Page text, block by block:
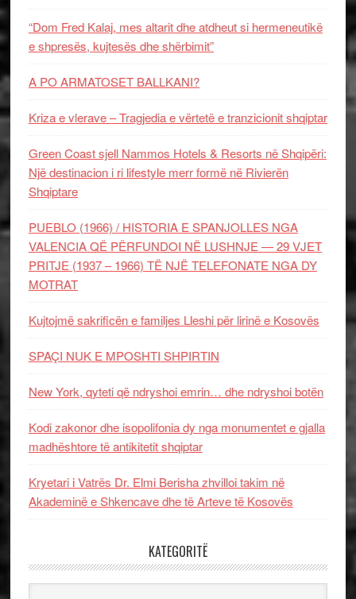
“Dom Fred Kalaj, mes altarit dhe atdheut si hermeneutikë
e shpresës, kujtesës dhe shërbimit”
A PO ARMATOSET BALLKANI?
Kriza e vlerave – Tragjedia e vërtetë e tranzicionit shqiptar
Green Coast sjell Nammos Hotels & Resorts në Shqipëri:
Një destinacion i ri lifestyle merr formë në Rivierën
Shqiptare
PUEBLO (1966) / HISTORIA E SPANJOLLES NGA
VALENCIA QË PËRFUNDOI NË LUSHNJE — 29 VJET
PRITJE (1937 – 1966) TË NJË TELEFONATE NGA DY
MOTRAT
Kujtojmë sakrificën e familjes Lleshi për lirinë e Kosovës
SPAÇI NUK E MPOSHTI SHPIRTIN
New York, qyteti që ndryshoi emrin… dhe ndryshoi botën
Kodi zakonor dhe isopolifonia dy nga monumentet e gjalla
madhështore të antikitetit shqiptar
Kryetari i Vatrës Dr. Elmi Berisha zhvilloi takim në
Akademinë e Shkencave dhe të Arteve të Kosovës
KATEGORITË